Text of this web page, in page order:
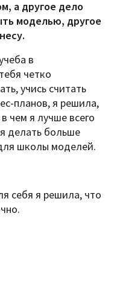
а другое дело
моделью, другое
в
четко
учись считать
планов, я решила,
чем я лучше всего
делать больше
школы моделей.
себя я решила, что